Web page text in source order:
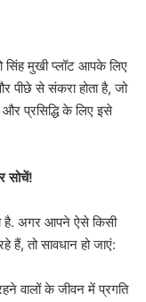
सिंह मुखी प्लॉट आपके लिए
पीछे से संकरा होता है, जो
प्रसिद्धि के लिए इसे
सोचें!
है. अगर आपने ऐसे किसी
हैं, तो सावधान हो जाएं:
वालों के जीवन में प्रगति